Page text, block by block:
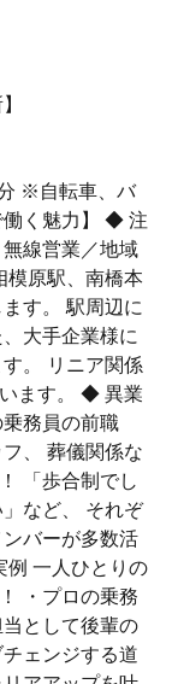
※自転車、バ
働く魅力】 ◆ 注
線営業／地域
模原駅、南橋本
す。 駅周辺に
大手企業様に
。 リニア関係
ます。 ◆ 異業
務員の前職
、 葬儀関係な
「歩合制でし
など、 それぞ
バーが多数活
一人ひとりの
・プロの乗務
として後輩の
ェンジする道